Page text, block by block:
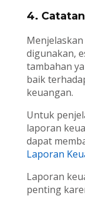
4.
digunakan,
tambahan
baik
keuangan.
Untuk
laporan
dapat
Laporan
Laporan
penting